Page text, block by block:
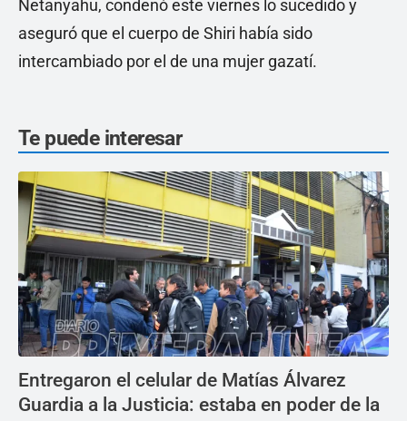
Netanyahu, condenó este viernes lo sucedido y
aseguró que el cuerpo de Shiri había sido
intercambiado por el de una mujer gazatí.
Te puede interesar
Entregaron el celular de Matías Álvarez
Guardia a la Justicia: estaba en poder de la